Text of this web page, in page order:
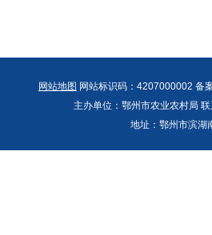
网站地图 网站标识码：4207000002
主办单位：鄂州市农业农村局
地址：鄂州市滨湖